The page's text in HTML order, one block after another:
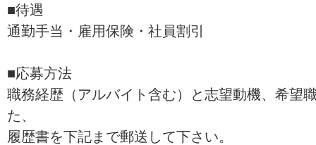
■待遇
通勤手当・雇用保険・社員割引
■応募方法
職務経歴（アルバイト含む）と志望動機、希望
た、
履歴書を下記まで郵送して下さい。